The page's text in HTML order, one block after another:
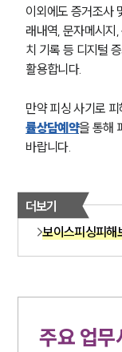
이외에도 증거조사
래내역, 문자메시지
치 기록 등 디지털
활용합니다.
만약 피싱 사기로
률상담예약을 통해
바랍니다.
더보기
보이스피싱피해
주요 업무